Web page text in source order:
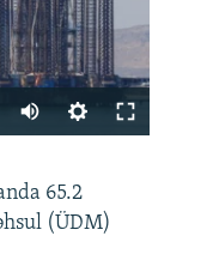
480p
available
360p
480p
65.2
(ÜDM)